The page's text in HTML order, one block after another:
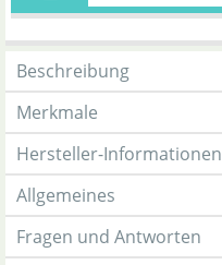
Beschreibung
Merkmale
Hersteller-Informationen
Allgemeines
Fragen und Antworten